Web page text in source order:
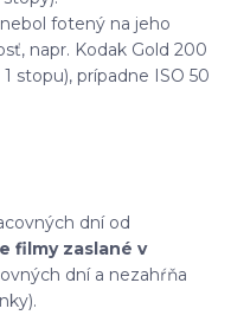
fotený na jeho
napr. Kodak Gold 200
stopu), prípadne ISO 50
dní od
filmy zaslané v
dní a nezahŕňa